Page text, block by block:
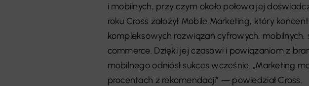
i mobilnych, przy czym około połowa jej
roku Cross założył Mobile Marketing, który
kompleksowych rozwiązań cyfrowych, mobilnych,
commerce. Dzięki jej czasowi i powiązaniom z
mobilnego odniósł sukces wcześnie. „Marketing
procentach z rekomendacji” — powiedział Cross.